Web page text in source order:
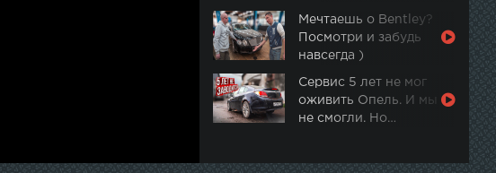
Мечтаешь о Bentley?
Посмотри и забудь
навсегда )
Сервис 5 лет не мог
оживить Опель. И мы
не смогли. Но…